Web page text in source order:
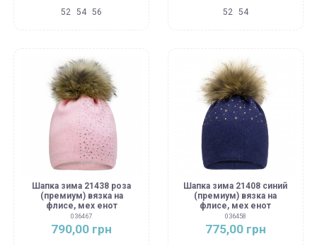
52 54 56 52 54
Шапка зима 21438 роза
(премиум) вязка на
флисе, мех енот
036467
790,00 грн
Шапка зима 21408 синий
(премиум) вязка на
флисе, мех енот
036458
775,00 грн